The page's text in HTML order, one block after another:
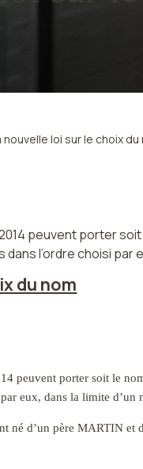
nouvelle loi sur le choix du
peuvent porter
l’ordre choisi par
du nom
peuvent porter soit le
eux, dans la limite d’un
né d’un père MARTIN et